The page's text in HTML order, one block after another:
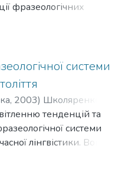
фразеологічних
на системі образів і
фразеологічного
системи
, 2003) Школяренко
Ivanivnaтенденцій та
системи
лінгвістики. Вона є
дослідження, у